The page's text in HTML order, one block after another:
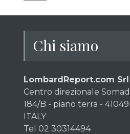
Chi siamo
LombardReport.com Srl
Centro direzionale
184/B - piano terra -
ITALY
Tel 02 30314494